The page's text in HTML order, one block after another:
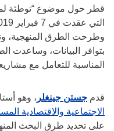
قطر حول موضوع “توطئة
وطرحت الطرق المنهجية،
بتوافر البيانات، وساعدت
المناسبة للتعامل مع
قدم جستن جينغلر ، وهو
الاجتماعية والاقتصادية
على تحديد طرق البحث